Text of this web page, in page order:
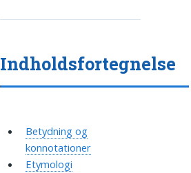
Indholdsfortegnelse
Betydning og
konnotationer
Etymologi